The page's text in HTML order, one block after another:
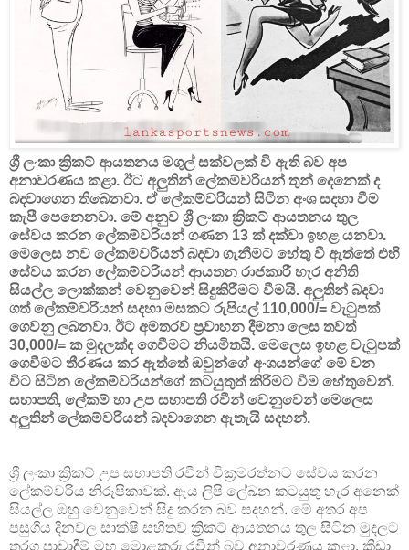
ශ්‍රී ලංකා ක්‍රිකට් ආයතනය මගුල් සක්වලක් වී ඇති බව අප
අනාවරණය කළා. ඊට අලුතින් ලේකම්වරියන් තුන් දෙනෙක් ද
බදවාගෙන තිබෙනවා. ඒ ලේකම්වරියන් සිටින අංශ සදහා වීම
කැපී පෙනෙනවා. මේ අනුව ශ්‍රී ලංකා ක්‍රිකට් ආයතනය තුල
සේවය කරන ලේකම්වරියන් ගණන 13 ක් දක්වා ඉහළ යනවා.
මෙලෙස නව ලේකම්වරියන් බදවා ගැනීමට හේතු වී ඇත්තේ එහි
සේවය කරන ලේකම්වරියන් ආයතන රාජකාරී හැර අනිති
සියල්ල ලොක්කන් වෙනුවෙන් සිදුකිරීමට වීමයි. අලුතින් බදවා
ගත් ලේකම්වරියන් සදහා මසකට රුපියල් 110,000/= වැටුපක්
ගෙවනු ලබනවා. ඊට අමතරව ප්‍රවාහන දීමනා ලෙස තවත්
30,000/= ක මුදලක්ද ගෙවීමට නියමිතයි. මෙලෙස ඉහළ වැටුපක්
ගෙවීමට තීරණය කර ඇත්තේ ඔවුන්ගේ අංශයන්ගේ මේ වන
විට සිටින ලේකම්වරියන්ගේ කටයුතුත් කිරීමට වීම හේතුවෙන්.
සභාපති, ලේකම් හා උප සභාපති රවීන් වෙනුවෙන් මෙලෙස
අලුතින් ලේකම්වරියන් බදවාගෙන ඇතැයි සදහන්.
ශ්‍රී ලංකා ක්‍රිකට් උප සභාපති රවීන් වික්‍රමරත්නට සේවය කරන
ලේකම්වරිය නිරූපිකාවක්. ඇය ලිපි ලේඛන කටයුතු හැර අනෙක්
සියල්ල ඔහු වෙනුවෙන් සිදු කරන බව සදහන්. මේ අතර අප
පසුගිය දිනවල සාක්ෂි සහිතව ක්‍රිකට් ආයතනය තුල සිටින මුදලට
තරග පාවාදීම් මහ මොළකරු රවීන් බව අනාවරණය කළා. ක්‍රීඩා